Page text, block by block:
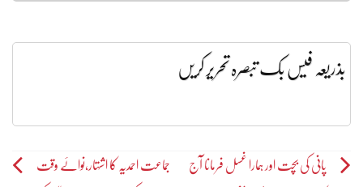
بذریعہ فیس بک تبصرہ تحریر کریں
Postپانی کی بچت اور ہمارا غسل فرمانا آج جماعت احمدیہ کا اشتہار،نوائے وقت